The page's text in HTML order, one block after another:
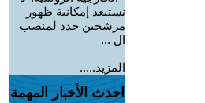
نستبعد إمكانية ظهور
مرشحين جدد لمنصب
ال ...
المزيد.....
احدث الأخبار المهمة